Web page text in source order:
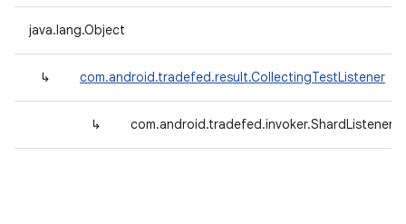
java.lang.Object
↳ com.android.tradefed.result.CollectingTestListener
↳ com.android.tradefed.invoker.ShardListener